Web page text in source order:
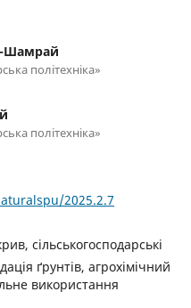
Шамрай
політехніка»
політехніка»
2025.2.7
сільськогосподарські
ґрунтів, агрохімічний
використання